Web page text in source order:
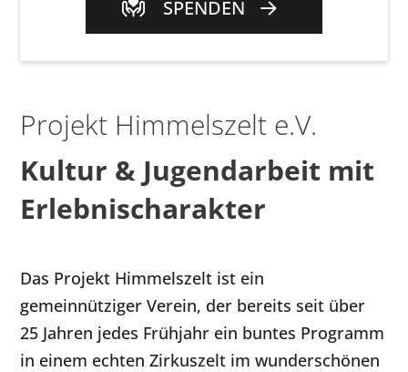
Projekt Himmelszelt e.V.
Kultur & Jugendarbeit mit
Erlebnischarakter
Das Projekt Himmelszelt ist ein
gemeinnütziger Verein, der bereits seit über
25 Jahren jedes Frühjahr ein buntes Programm
in einem echten Zirkuszelt im wunderschönen
SPENDEN